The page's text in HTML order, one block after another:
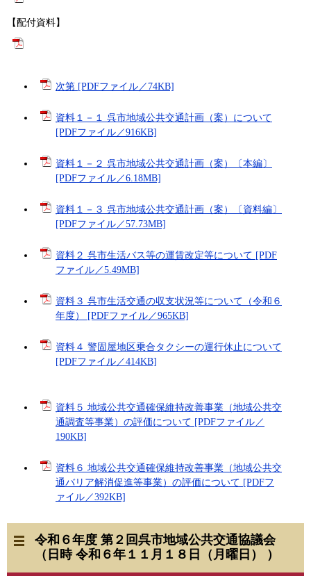
【配付資料】​
次第 [PDFファイル／74KB]
資料１－１ ​呉市地域公共交通計画（案）について
[PDFファイル／916KB]
資料１－２ 呉市地域公共交通計画（案）〔本編〕
[PDFファイル／6.18MB]
資料１－３ 呉市地域公共交通計画（案）〔資料編〕
[PDFファイル／57.73MB]
資料２ 呉市生活バス等の運賃改定等について [PDF
ファイル／5.49MB]
資料３ 呉市生活交通の収支状況等について（令和６
年度） [PDFファイル／965KB]
資料４ 警固屋地区乗合タクシーの運行休止について
[PDFファイル／414KB]
資料５ 地域公共交通確保維持改善事業（地域公共交
通調査等事業）の評価について [PDFファイル／
190KB]
資料６ 地域公共交通確保維持改善事業（地域公共交
通バリア解消促進等事業）の評価について [PDFフ
ァイル／392KB]
令和６年度 第２回呉市地域公共交通協議会
（日時 令和６年１１月１８日（月曜日） ）